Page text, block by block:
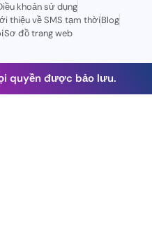
khoản sử dụng
thiệu về SMS tạm thờiBlog
Sơ đồ trang web
quyền được bảo lưu.